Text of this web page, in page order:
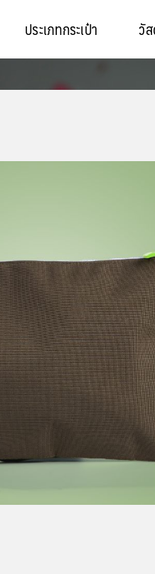
ประเภทกระเป๋า วั